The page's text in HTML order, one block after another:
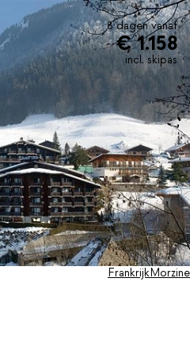
juiste adres.
8 dagen vanaf
€ 1.158
incl. skipas
FrankrijkMorzine